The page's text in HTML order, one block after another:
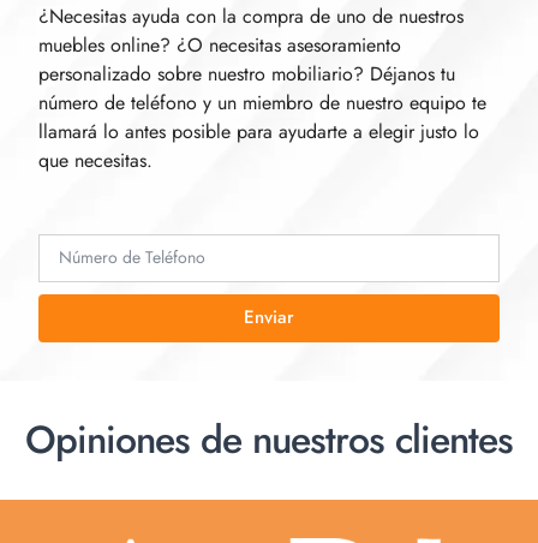
¿Necesitas ayuda con la compra de uno de nuestros
muebles online? ¿O necesitas asesoramiento
personalizado sobre nuestro mobiliario? Déjanos tu
número de teléfono y un miembro de nuestro equipo te
llamará lo antes posible para ayudarte a elegir justo lo
que necesitas.
Enviar
Opiniones de nuestros clientes